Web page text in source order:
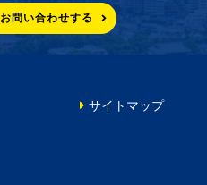
お問い合わせする
サイトマップ